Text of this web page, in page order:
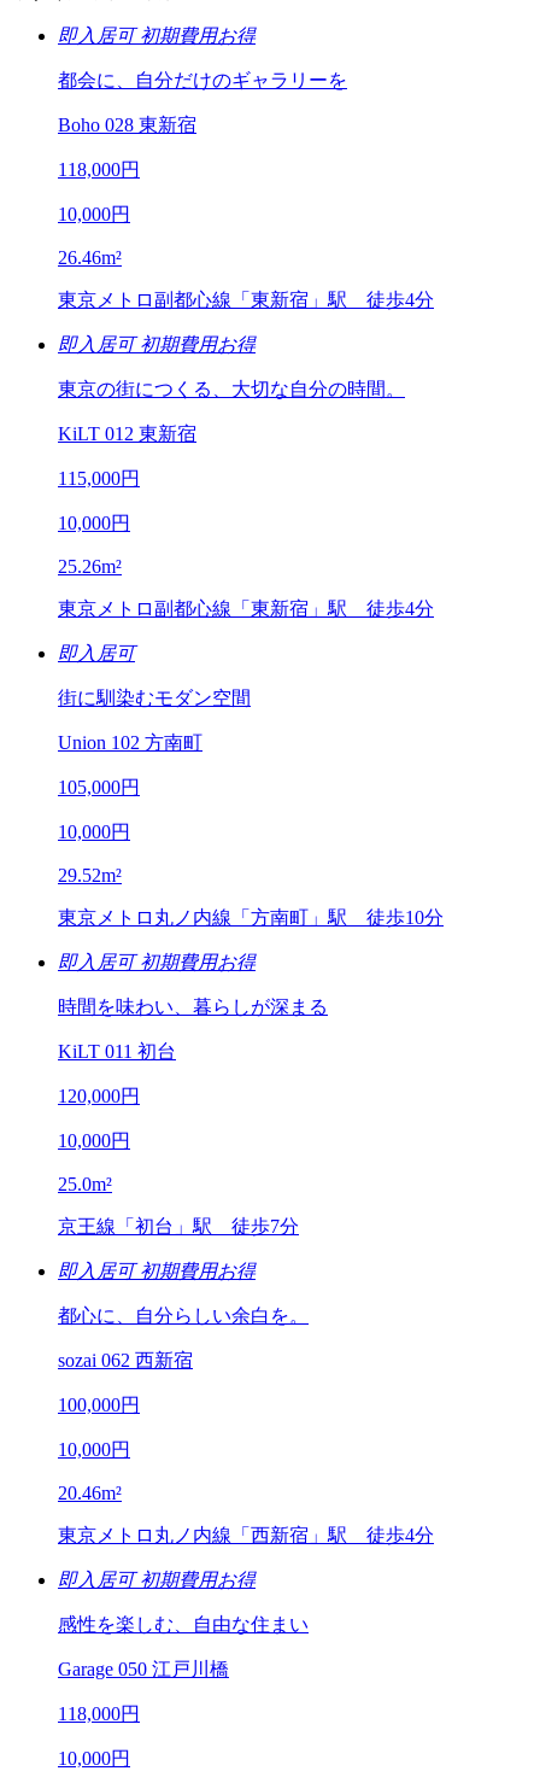
即入居可 初期費用お得
都会に、自分だけのギャラリーを
Boho 028 東新宿
118,000円
10,000円
26.46m²
東京メトロ副都心線「東新宿」駅 徒歩4分
即入居可 初期費用お得
東京の街につくる、大切な自分の時間。
KiLT 012 東新宿
115,000円
10,000円
25.26m²
東京メトロ副都心線「東新宿」駅 徒歩4分
即入居可
街に馴染むモダン空間
Union 102 方南町
105,000円
10,000円
29.52m²
東京メトロ丸ノ内線「方南町」駅 徒歩10分
即入居可 初期費用お得
時間を味わい、暮らしが深まる
KiLT 011 初台
120,000円
10,000円
25.0m²
京王線「初台」駅 徒歩7分
即入居可 初期費用お得
都心に、自分らしい余白を。
sozai 062 西新宿
100,000円
10,000円
20.46m²
東京メトロ丸ノ内線「西新宿」駅 徒歩4分
即入居可 初期費用お得
感性を楽しむ、自由な住まい
Garage 050 江戸川橋
118,000円
10,000円